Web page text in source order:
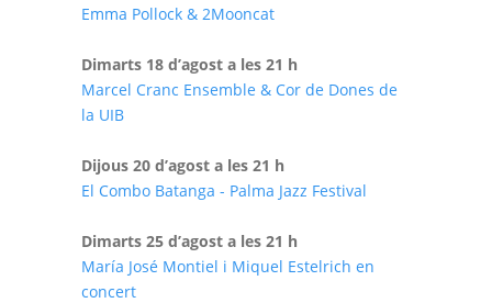
Emma Pollock & 2Mooncat
Dimarts 18 d’agost a les 21 h
Marcel Cranc Ensemble & Cor de Dones de
la UIB
Dijous 20 d’agost a les 21 h
El Combo Batanga - Palma Jazz Festival
Dimarts 25 d’agost a les 21 h
María José Montiel i Miquel Estelrich en
concert